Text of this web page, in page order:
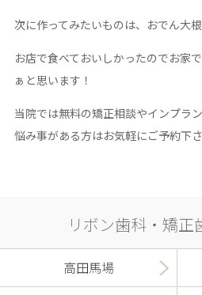
次に作ってみたいものは、おでん大
お店で食べておいしかったのでお家
ぁと思います！
当院では無料の矯正相談やインプラ
悩み事がある方はお気軽にご予約下
リボン歯科・矯正
高田馬場